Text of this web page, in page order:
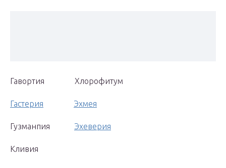
Гавортия Хлорофитум
Гастерия Эхмея
Гузманпия Эхеверия
Кливия